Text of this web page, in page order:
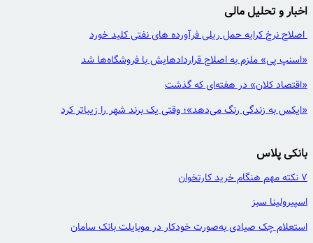
اخبار و تحلیل مالی
اصلاح نرخ کرایه حمل ریلی فرآورده های نفتی کلید خورد
«اسنپ پی» ملزم به اصلاح قراردادهایش با فروشگاه‌ها شد
«اقتصاد کلان» در هفته‌ای که گذشت
«ایکس به زندگی رنگ می‌دهد»؛ وقتی یک برند شهر را زیباتر کرد
بانکی پلاس
7 نکته مهم هنگام خرید کارتخوان
اسپیرولینا سبز
استعلام چک صیادی به‌صورت خودکار در موبایلت بانک سامان